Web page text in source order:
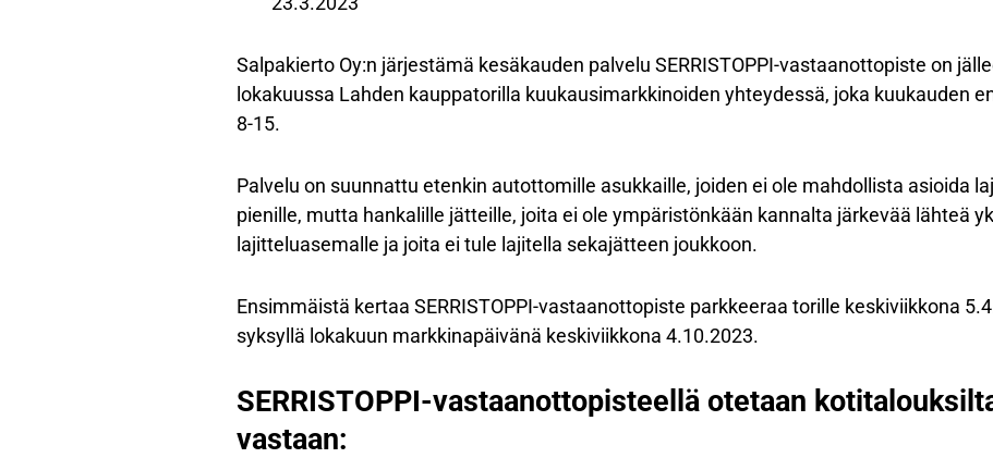
Salpakierto Oy:n järjestämä kesäkauden palvelu SERRISTOPPI-vastaanottopiste on
lokakuussa Lahden kauppatorilla kuukausimarkkinoiden yhteydessä, joka kuukauden
8-15.
Palvelu on suunnattu etenkin autottomille asukkaille, joiden ei ole mahdollista asioida
pienille, mutta hankalille jätteille, joita ei ole ympäristönkään kannalta järkevää lähteä
lajitteluasemalle ja joita ei tule lajitella sekajätteen joukkoon.
Ensimmäistä kertaa SERRISTOPPI-vastaanottopiste parkkeeraa torille keskiviikkona
syksyllä lokakuun markkinapäivänä keskiviikkona 4.10.2023.
SERRISTOPPI-vastaanottopisteellä otetaan
vastaan: